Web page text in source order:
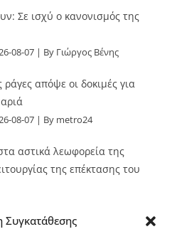
Συγκατάθεσης
Σε ισχύ ο κανονισμός της
08-07 By Γιώργος Βένης
απόψε οι δοκιμές για
08-07 By metro24
αστικά λεωφορεία της
της επέκτασης του